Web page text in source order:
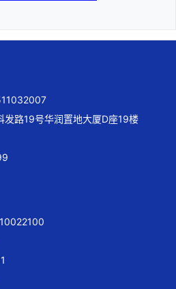
发路19号华润置地大厦D座19楼